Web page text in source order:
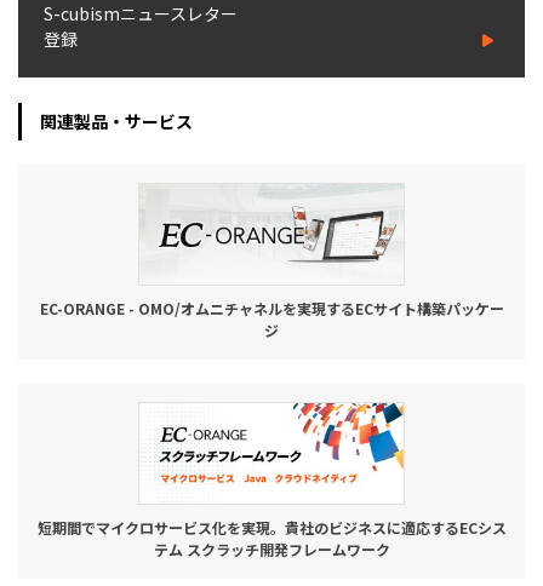
内製化支援
補助金活用支援
導入事例
03-6432-0346
お問い合わせ
S-cubismニュースレター
登録
関連製品・サービス
EC-ORANGE - OMO/オムニチャネルを実現するECサイト構築パッケー
ジ
短期間でマイクロサービス化を実現。貴社のビジネスに適応するECシス
テム スクラッチ開発フレームワーク